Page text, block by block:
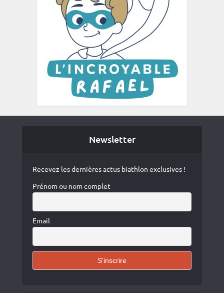
Newsletter
Recevez les dernières actus biathlon exclusives !
Prénom ou nom complet
Email